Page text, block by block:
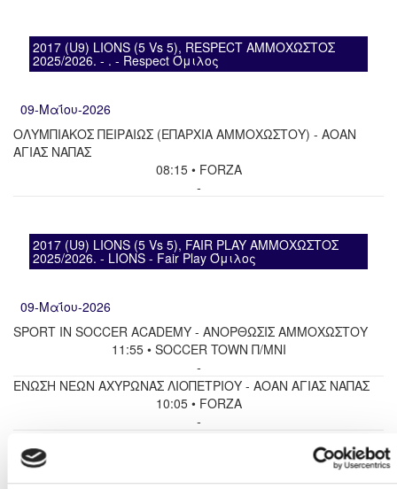
2017 (U9) LIONS (5 Vs 5), RESPECT ΑΜΜΟΧΩΣΤΟΣ
2025/2026. - . - Respect Όμιλος
09-Μαΐου-2026
ΟΛΥΜΠΙΑΚΟΣ ΠΕΙΡΑΙΩΣ (ΕΠΑΡΧΙΑ ΑΜΜΟΧΩΣΤΟΥ) - ΑΟΑΝ
ΑΓΙΑΣ ΝΑΠΑΣ
08:15 • FORZA
-
2017 (U9) LIONS (5 Vs 5), FAIR PLAY ΑΜΜΟΧΩΣΤΟΣ
2025/2026. - LIONS - Fair Play Όμιλος
09-Μαΐου-2026
SPORT IN SOCCER ACADEMY - ΑΝΟΡΘΩΣΙΣ ΑΜΜΟΧΩΣΤΟΥ
11:55 • SOCCER TOWN Π/ΜΝΙ
-
ΕΝΩΣΗ ΝΕΩΝ ΑΧΥΡΩΝΑΣ ΛΙΟΠΕΤΡΙΟΥ - ΑΟΑΝ ΑΓΙΑΣ ΝΑΠΑΣ
10:05 • FORZA
-